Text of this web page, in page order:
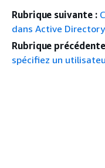
Rubrique suivante :
dans Active
Rubrique
spécifiez un